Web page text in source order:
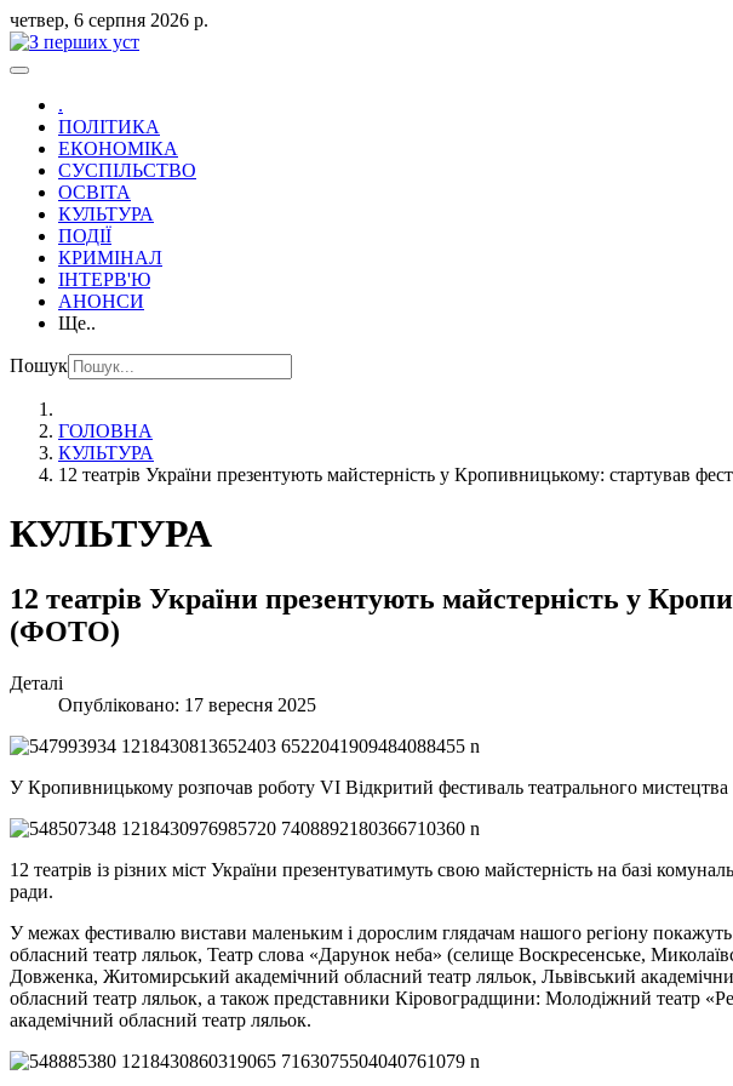
четвер, 6 серпня 2026 р.
.
ПОЛІТИКА
ЕКОНОМІКА
СУСПІЛЬСТВО
ОСВІТА
КУЛЬТУРА
ПОДІЇ
КРИМІНАЛ
ІНТЕРВ'Ю
АНОНСИ
Ще..
Пошук
ГОЛОВНА
КУЛЬТУРА
12 театрів України презентують майстерність у Кропивницькому: стартував
КУЛЬТУРА
12 театрів України презентують майстерність у
(ФОТО)
Деталі
Опубліковано: 17 вересня 2025
У Кропивницькому розпочав роботу VІ Відкритий фестиваль театрального мистецтва
12 театрів із різних міст України презентуватимуть свою майстерність на базі
ради.
У межах фестивалю вистави маленьким і дорослим глядачам нашого регіону
обласний театр ляльок, Театр слова «Дарунок неба» (селище Воскресенське,
Довженка, Житомирський академічний обласний театр ляльок, Львівський
обласний театр ляльок, а також представники Кіровоградщини: Молодіжний театр
академічний обласний театр ляльок.